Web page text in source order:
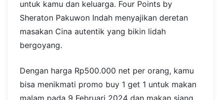
Photo source: @hotelciputraworldsby
Lokasi: Surabaya Superblock, Ciputra World, Jl.
Mayjen Sungkono No. 87-89, Gn. Sari,
Dukuhpakis, Surabaya